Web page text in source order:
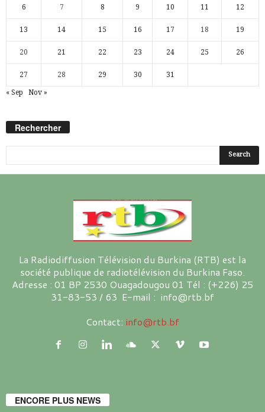
6 7 8 9 10 11 12
13 14 15 16 17 18 19
20 21 22 23 24 25 26
27 28 29 30 31
« Sep Nov »
Rechercher
La Radiodiffusion Télévision du Burkina (RTB) est la
société publique de radiotélévision du Burkina Faso.
Adresse : 01 BP 2530 Ouagadougou 01 Tél : (+226) 25
31-83-53 / 63 E-mail : info@rtb.bf
Contact: info@rtb.bf
ENCORE PLUS NEWS